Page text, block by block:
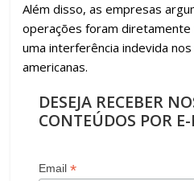
Além disso, as empresas
operações foram
uma interferência indevida
americanas.
DESEJA RECEBER
CONTEÚDOS POR
Email*